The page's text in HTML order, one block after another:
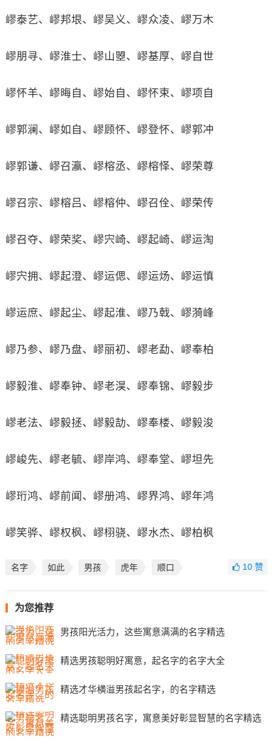
嵺泰艺、嵺邦垠、嵺吴义、嵺众凌、嵺万木
嵺朋寻、嵺淮士、嵺山曌、嵺基厚、嵺自世
嵺怀羊、嵺晦自、嵺始自、嵺怀束、嵺项自
嵺郭澜、嵺如自、嵺顾怀、嵺登怀、嵺郭冲
嵺郭谦、嵺召瀛、嵺榕丞、嵺榕怿、嵺荣尊
嵺召宗、嵺榕吕、嵺榕仲、嵺召佺、嵺荣传
嵺召夺、嵺荣奖、嵺宍崎、嵺起崎、嵺运淘
嵺宍拥、嵺起澄、嵺运偲、嵺运炀、嵺运慎
嵺运庶、嵺起尘、嵺起淮、嵺乃戟、嵺漪峰
嵺乃参、嵺乃盘、嵺丽初、嵺老勐、嵺奉柏
嵺毅淮、嵺奉钟、嵺老淏、嵺奉锦、嵺毅步
嵺老法、嵺毅拯、嵺毅劼、嵺奉楼、嵺毅浚
嵺峻先、嵺老毓、嵺岸鸿、嵺奉堂、嵺坦先
嵺珩鸿、嵺前闻、嵺册鸿、嵺界鸿、嵺年鸿
嵺笑骅、嵺权枫、嵺栩骁、嵺水杰、嵺柏枫
名字 如此 男孩 虎年 顺口 10赞
为您推荐
男孩阳光活力，这些寓意满满的名字精选
精选男孩聪明好寓意，起名字的名字大全
精选才华横溢男孩起名字，的名字精选
精选聪明男孩名字，寓意美好彰显智慧的名字精选